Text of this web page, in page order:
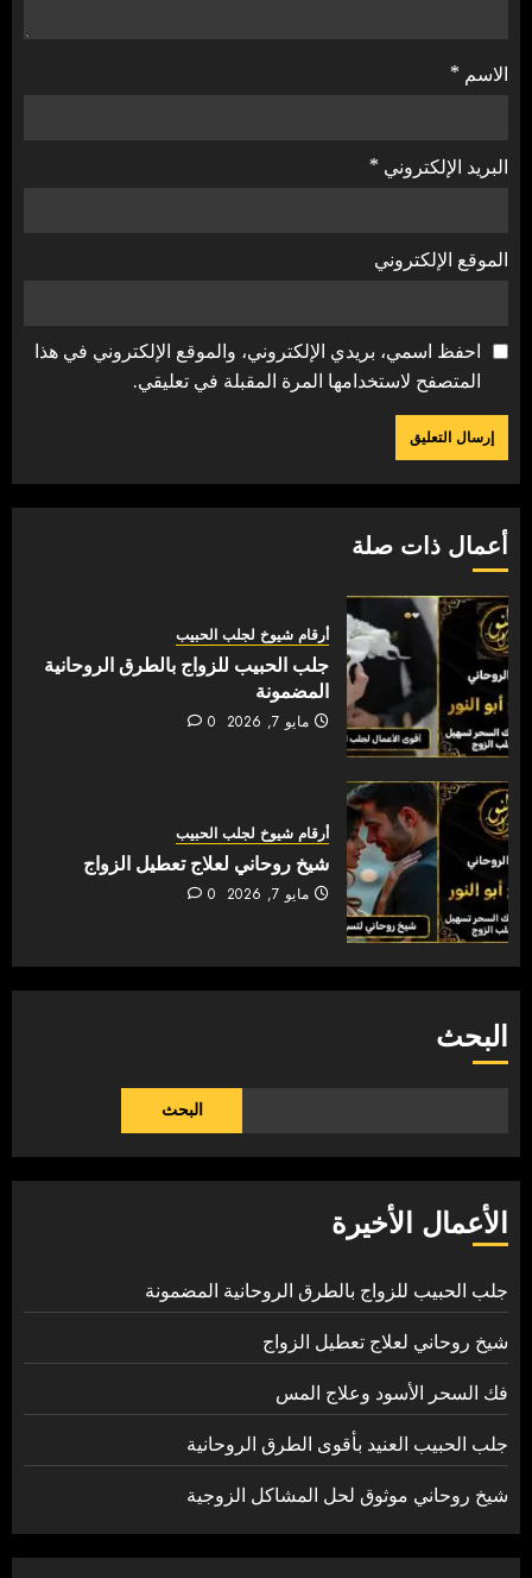
الاسم *
البريد الإلكتروني *
الموقع الإلكتروني
احفظ اسمي، بريدي الإلكتروني، والموقع الإلكتروني في هذا
المتصفح لاستخدامها المرة المقبلة في تعليقي.
أعمال ذات صلة
أرقام شيوخ لجلب الحبيب
جلب الحبيب للزواج بالطرق الروحانية
المضمونة
مايو 7, 2026 0
أرقام شيوخ لجلب الحبيب
شيخ روحاني لعلاج تعطيل الزواج
مايو 7, 2026 0
البحث
البحث
الأعمال الأخيرة
جلب الحبيب للزواج بالطرق الروحانية المضمونة
شيخ روحاني لعلاج تعطيل الزواج
فك السحر الأسود وعلاج المس
جلب الحبيب العنيد بأقوى الطرق الروحانية
شيخ روحاني موثوق لحل المشاكل الزوجية